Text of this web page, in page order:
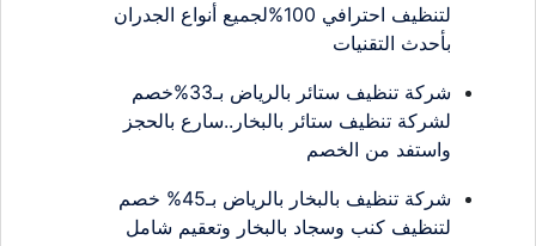
لتنظيف احترافي 100%لجميع أنواع الجدران
بأحدث التقنيات
شركة تنظيف ستائر بالرياض بـ33%خصم
لشركة تنظيف ستائر بالبخار..سارع بالحجز
واستفد من الخصم
شركة تنظيف بالبخار بالرياض بـ45% خصم
لتنظيف كنب وسجاد بالبخار وتعقيم شامل